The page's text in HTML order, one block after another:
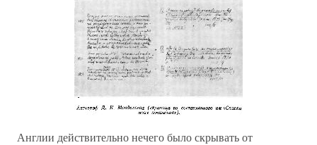
Англии действительно нечего было скрывать от